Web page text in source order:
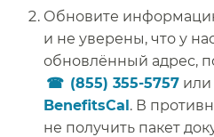
Обновите
и не уверены, что у
обновлённый адрес,
(855) 355-5757или
BenefitsCal. В
не получить пакет